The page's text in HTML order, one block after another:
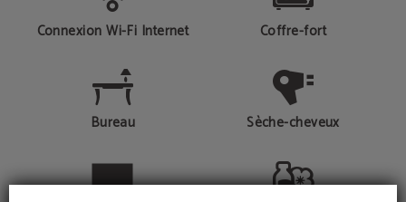
Connexion Wi-Fi Internet Coffre-fort
Bureau Sèche-cheveux